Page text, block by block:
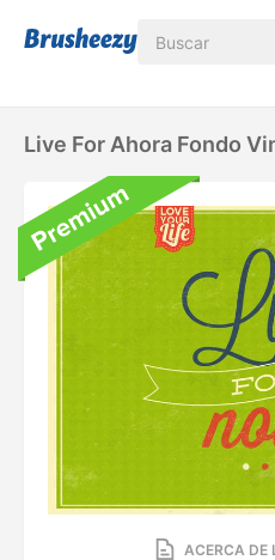
Live For Ahora Fondo
ACERCA DE